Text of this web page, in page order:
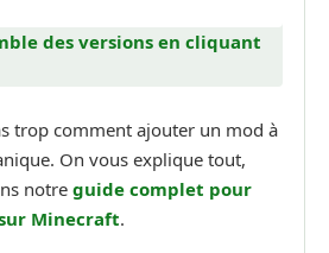
des versions en cliquant
trop comment ajouter un mod à
On vous explique tout,
notre guide complet pour
Minecraft.